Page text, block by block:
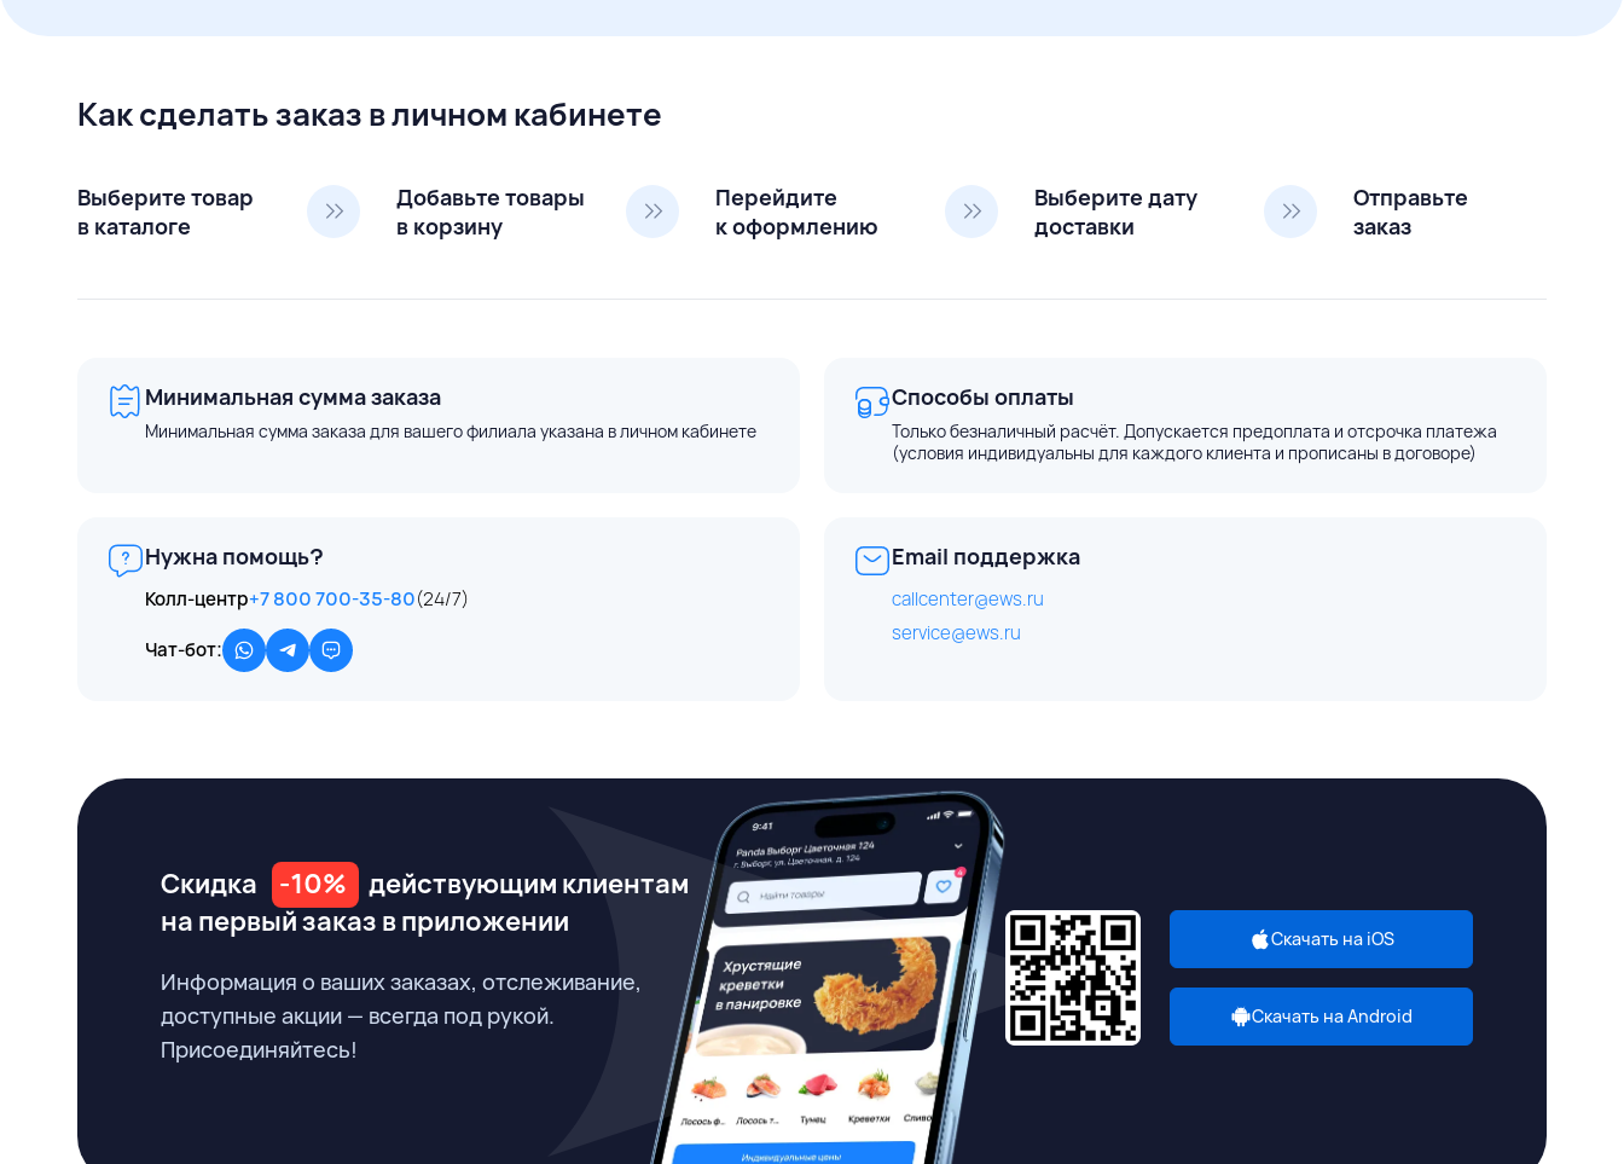
Как сделать заказ в личном кабинете
Выберите товар
в каталоге
Добавьте товары
в корзину
Перейдите
к оформлению
Выберите дату
доставки
Отправьте
заказ
Минимальная сумма заказа
Минимальная сумма заказа для вашего филиала указана в личном кабинете
Способы оплаты
Только безналичный расчёт. Допускается предоплата и отсрочка платежа
(условия индивидуальны для каждого клиента и прописаны в договоре)
Нужна помощь?
Колл-центр+7 800 700-35-80(24/7)
Чат-бот:
Email поддержка
callcenter@ews.ru
service@ews.ru
Скидка -10%
действующим клиентам
на первый заказ в приложении
Информация о ваших заказах, отслеживание,
доступные акции — всегда под рукой.
Присоединяйтесь!
Скачать на iOS
Скачать на Android